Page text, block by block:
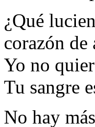
¿Qué
corazón de
Yo no
Tu sangre
No hay